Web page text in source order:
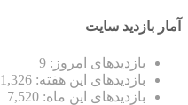
آمار بازدید سایت
بازدیدهای امروز: 9
بازدیدهای این هفته: 1,326
بازدیدهای این ماه: 7,520